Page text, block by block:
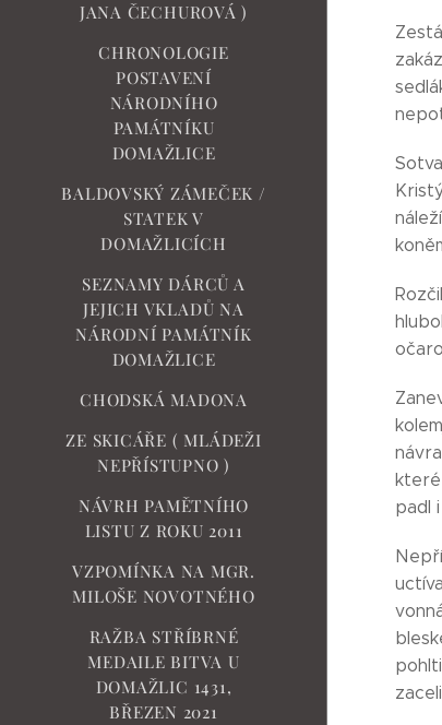
JANA ČECHUROVÁ )
CHRONOLOGIE
POSTAVENÍ
NÁRODNÍHO
PAMÁTNÍKU
DOMAŽLICE
BALDOVSKÝ ZÁMEČEK /
STATEK V
DOMAŽLICÍCH
SEZNAMY DÁRCŮ A
JEJICH VKLADŮ NA
NÁRODNÍ PAMÁTNÍK
DOMAŽLICE
CHODSKÁ MADONA
ZE SKICÁŘE ( MLÁDEŽI
NEPŘÍSTUPNO )
NÁVRH PAMĚTNÍHO
LISTU Z ROKU 2011
VZPOMÍNKA NA MGR.
MILOŠE NOVOTNÉHO
RAŽBA STŘÍBRNÉ
MEDAILE BITVA U
DOMAŽLIC 1431,
BŘEZEN 2021
padl